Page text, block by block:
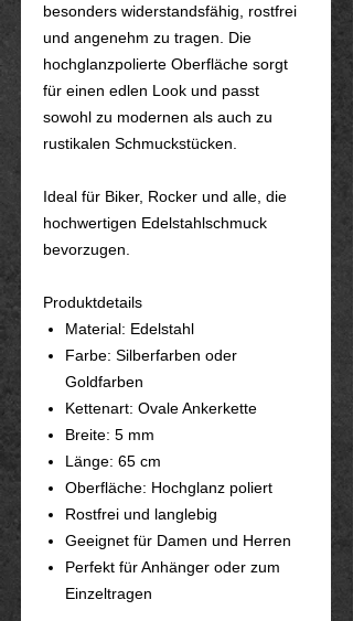
besonders widerstandsfähig, rostfrei
und angenehm zu tragen. Die
hochglanzpolierte Oberfläche sorgt
für einen edlen Look und passt
sowohl zu modernen als auch zu
rustikalen Schmuckstücken.
Ideal für Biker, Rocker und alle, die
hochwertigen Edelstahlschmuck
bevorzugen.
Produktdetails
Material: Edelstahl
Farbe: Silberfarben oder
Goldfarben
Kettenart: Ovale Ankerkette
Breite: 5 mm
Länge: 65 cm
Oberfläche: Hochglanz poliert
Rostfrei und langlebig
Geeignet für Damen und Herren
Perfekt für Anhänger oder zum
Einzeltragen